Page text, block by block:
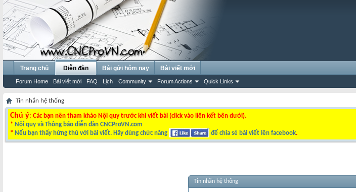
Trang chủ Diễn đàn
Forum Home Bài viết mới FAQ Lịch Community Forum Actions Quick Links
Bài gửi hôm nay Bài viết mới
Tin nhắn hệ thống
Chú ý: Các bạn nên tham khảo Nội quy trước khi viết bài (click vào liên kết bên dưới).
* Nội quy và Thông báo diễn đàn CNCProVN.com
* Nếu bạn thấy hứng thú với bài viết. Hãy dùng chức năng để chia sẻ bài viết lên facebook.
Tin nhắn hệ thống